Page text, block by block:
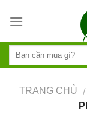
TRANG CHỦ /